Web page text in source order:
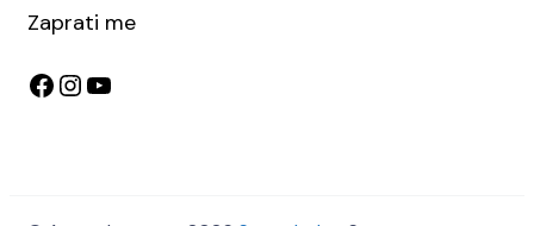
Zaprati me
Facebook
Instagram
YouTube